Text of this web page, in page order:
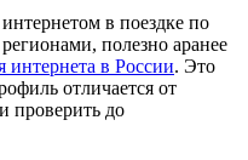
в поездке по
полезно аранее
интернета в России. Это
отличается от
проверить до